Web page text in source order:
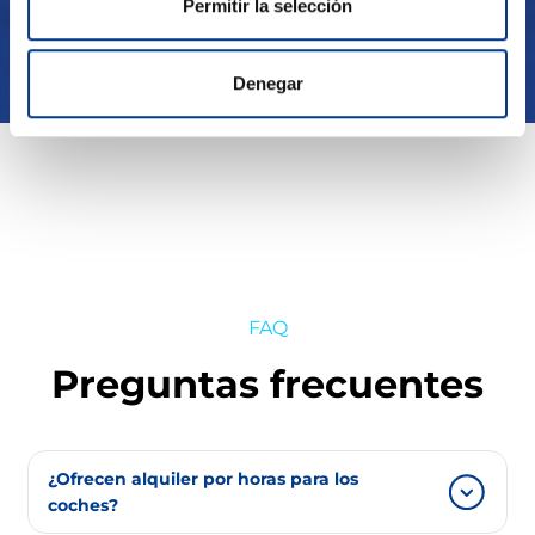
Permitir la selección
Denegar
FAQ
Preguntas frecuentes
¿Ofrecen alquiler por horas para los
coches?